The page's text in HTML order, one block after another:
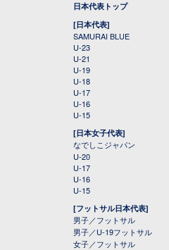
日本代表トップ
[日本代表]
SAMURAI BLUE
U-23
U-21
U-19
U-18
U-17
U-16
U-15
[日本女子代表]
なでしこジャパン
U-20
U-17
U-16
U-15
[フットサル日本代表]
男子／フットサル
男子／U-19フットサル
女子／フットサル